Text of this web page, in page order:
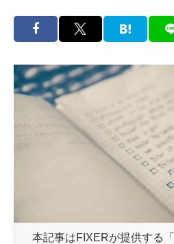
本記事はFIXERが提供する「